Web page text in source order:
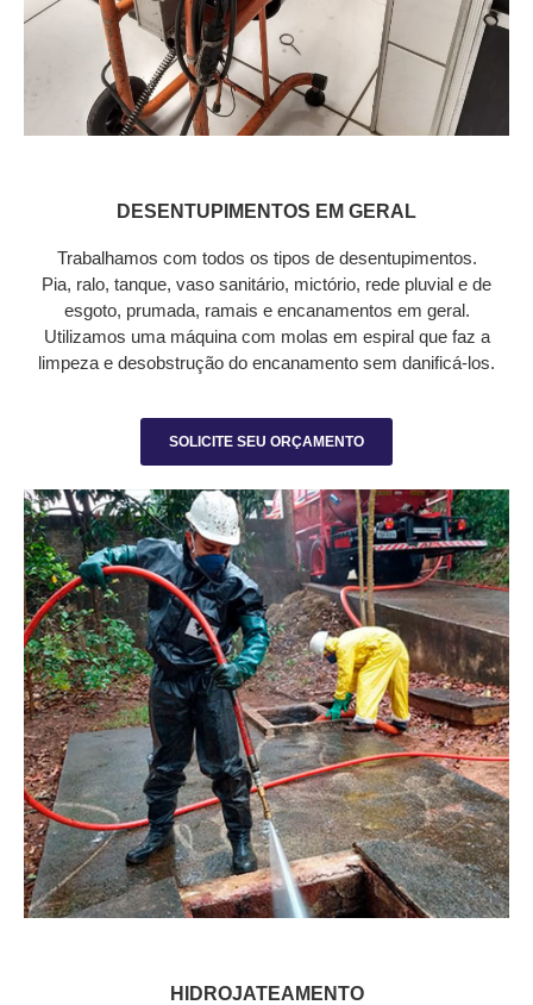
DESENTUPIMENTOS EM GERAL
Trabalhamos com todos os tipos de desentupimentos.
Pia, ralo, tanque, vaso sanitário, mictório, rede pluvial e de
esgoto, prumada, ramais e encanamentos em geral.
Utilizamos uma máquina com molas em espiral que faz a
limpeza e desobstrução do encanamento sem danificá-los.
SOLICITE SEU ORÇAMENTO
HIDROJATEAMENTO